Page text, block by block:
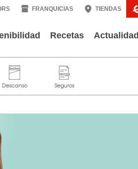
FRANQUICIAS TIENDAS
Recetas Actualidad